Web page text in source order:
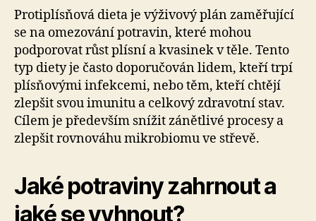
Protiplísňová dieta je výživový plán zaměřující
se na omezování potravin, které mohou
podporovat růst plísní a kvasinek v těle. Tento
typ diety je často doporučován lidem, kteří trpí
plísňovými infekcemi, nebo těm, kteří chtějí
zlepšit svou imunitu a celkový zdravotní stav.
Cílem je především snížit zánětlivé procesy a
zlepšit rovnováhu mikrobiomu ve střevě.
Jaké potraviny zahrnout a
jaké se vyhnout?